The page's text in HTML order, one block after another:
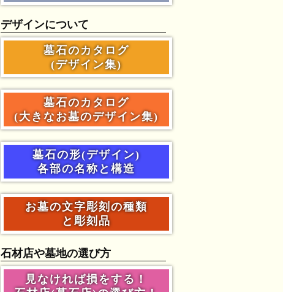
デザインについて
墓石のカタログ
(デザイン集)
墓石のカタログ
(大きなお墓のデザイン集)
墓石の形(デザイン)
各部の名称と構造
お墓の文字彫刻の種類
と彫刻品
石材店や墓地の選び方
見なければ損をする！